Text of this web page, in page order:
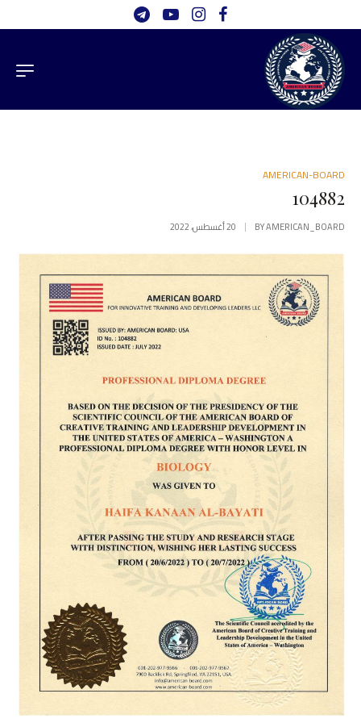
AMERICAN-BOARD
104882
BYAMERICAN_BOARD 20 أغسطس، 2022